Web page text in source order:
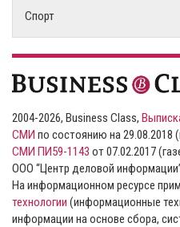
Спорт
2004-2026, Business Class,
СМИ по состоянию на 29.08.2018
СМИ ПИ59-1143 от 07.02.2017
ООО “Центр деловой
На информационном ресурсе
технологии (информационные
информации на основе сбора,